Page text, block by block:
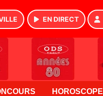
EN DIRECT
HOROSCOPE